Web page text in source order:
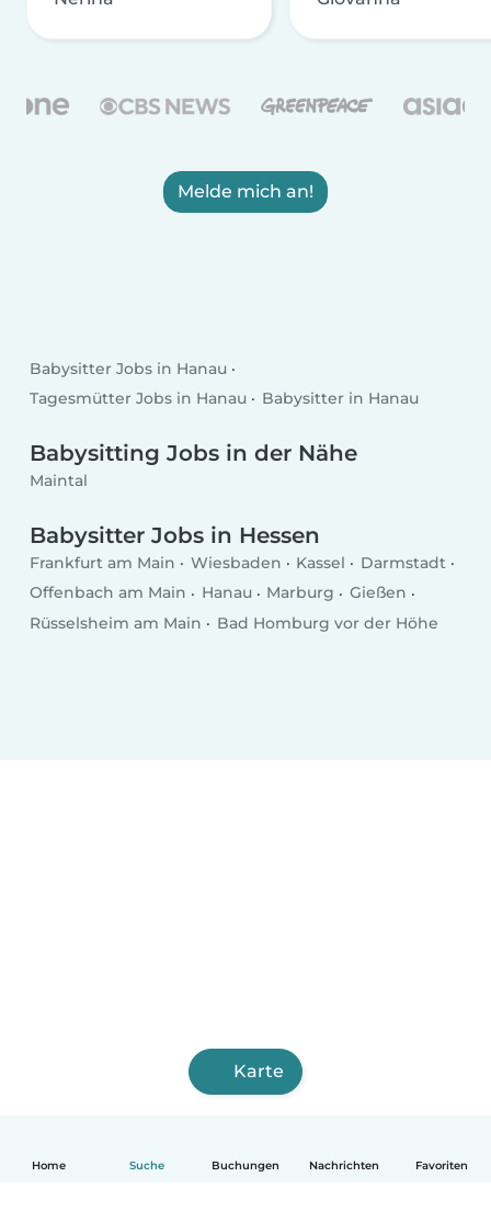
Home Suche Buchungen Nachrichten Favoriten
Melde mich an!
Babysitter Jobs in Hanau
Tagesmütter Jobs in Hanau
Babysitter in Hanau
Babysitting Jobs in der Nähe
Maintal
Babysitter Jobs in Hessen
Frankfurt am Main Wiesbaden Kassel
Darmstadt
Offenbach am Main
Hanau Marburg
Gießen
Rüsselsheim am Main
Bad Homburg vor der Höhe
Karte